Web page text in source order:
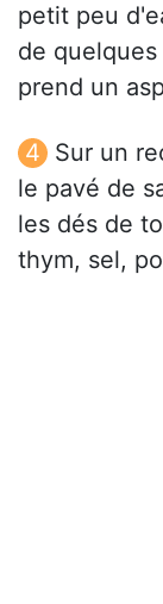
petit peu
de
prend un
Sur un
le pavé de
les dés de
thym, sel,